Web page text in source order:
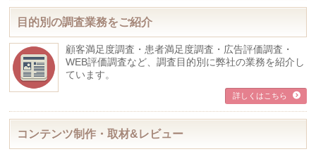
目的別の調査業務をご紹介
顧客満足度調査・患者満足度調査・広告評価調査・
WEB評価調査など、調査目的別に弊社の業務を紹介し
ています。
詳しくはこちら
コンテンツ制作・取材&レビュー